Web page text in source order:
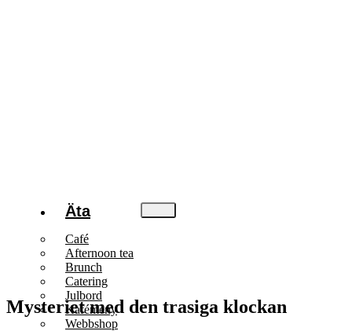
Äta
Café
Afternoon tea
Brunch
Catering
Julbord
Kafémeny
Webbshop
Mysteriet med den trasiga klockan